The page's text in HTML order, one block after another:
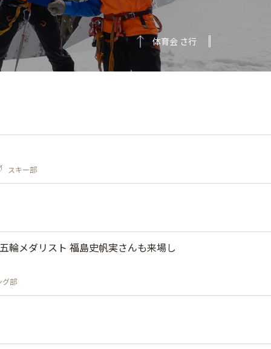
体育会 さ行
スキー部
輪メダリスト 福島史帆実さんも来場し
グ部